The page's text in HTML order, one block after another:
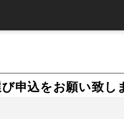
申込をお願い致し